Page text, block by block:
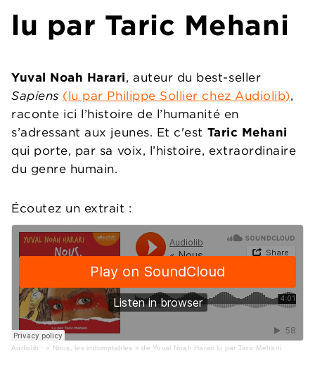
lu par Taric Mehani
Yuval Noah Harari, auteur du best-seller
Sapiens (lu par Philippe Sollier chez Audiolib),
raconte ici l’histoire de l’humanité en
s’adressant aux jeunes. Et c'est Taric Mehani
qui porte, par sa voix, l’histoire, extraordinaire
du genre humain.
Écoutez un extrait :
Audiolib · « Nous, les indomptables » de Yuval Noah Harari lu par Taric Mehani